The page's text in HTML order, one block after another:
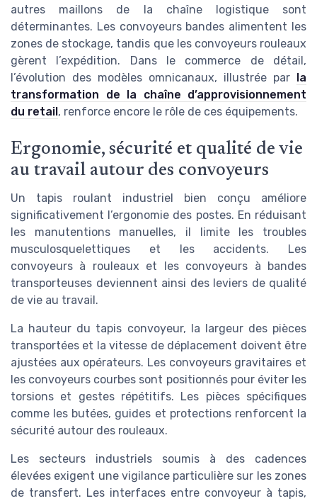
autres maillons de la chaîne logistique sont
déterminantes. Les convoyeurs bandes alimentent les
zones de stockage, tandis que les convoyeurs rouleaux
gèrent l’expédition. Dans le commerce de détail,
l’évolution des modèles omnicanaux, illustrée par la
transformation de la chaîne d’approvisionnement
du retail, renforce encore le rôle de ces équipements.
Ergonomie, sécurité et qualité de vie
au travail autour des convoyeurs
Un tapis roulant industriel bien conçu améliore
significativement l’ergonomie des postes. En réduisant
les manutentions manuelles, il limite les troubles
musculosquelettiques et les accidents. Les
convoyeurs à rouleaux et les convoyeurs à bandes
transporteuses deviennent ainsi des leviers de qualité
de vie au travail.
La hauteur du tapis convoyeur, la largeur des pièces
transportées et la vitesse de déplacement doivent être
ajustées aux opérateurs. Les convoyeurs gravitaires et
les convoyeurs courbes sont positionnés pour éviter les
torsions et gestes répétitifs. Les pièces spécifiques
comme les butées, guides et protections renforcent la
sécurité autour des rouleaux.
Les secteurs industriels soumis à des cadences
élevées exigent une vigilance particulière sur les zones
de transfert. Les interfaces entre convoyeur à tapis,